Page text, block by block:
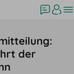
der